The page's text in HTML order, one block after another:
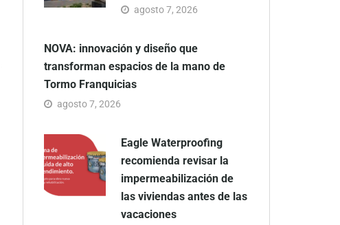
agosto 7, 2026
NOVA: innovación y diseño que
transforman espacios de la mano de
Tormo Franquicias
agosto 7, 2026
Eagle Waterproofing
recomienda revisar la
impermeabilización de
las viviendas antes de las
vacaciones